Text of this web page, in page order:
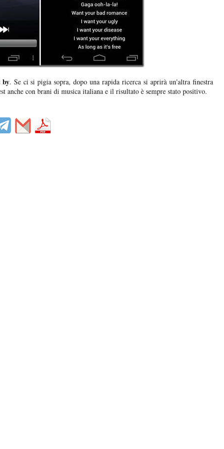
. Se ci si pigia sopra, dopo una rapida ricerca si aprirà un'altra finestra
anche con brani di musica italiana e il risultato è sempre stato positivo.